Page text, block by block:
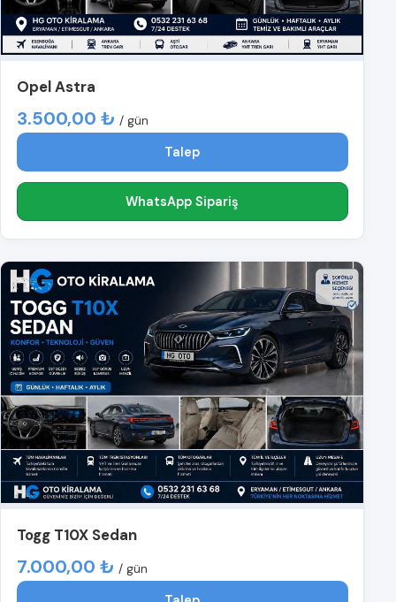
Opel Astra
3.500,00 ₺ / gün
Talep
WhatsApp Sipariş
Togg T10X Sedan
7.000,00 ₺ / gün